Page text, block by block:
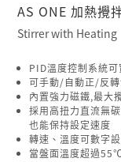
AS ONE 加熱攪
Stirrer with Heating
PID溫度控制系統
可手動/自動正/反
內置強力磁鐵,最大
採用高扭力直流無
也能保持設定速度
轉速、溫度可數字
當盤面溫度超過